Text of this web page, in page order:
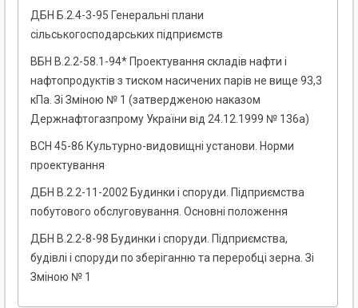
ДБН Б.2.4-3-95 Генеральні плани
сільськогосподарських підприємств
ВБН В.2.2-58.1-94* Проектування складів нафти і
нафтопродуктів з тиском насичених парів не вище 93,3
кПа. Зі Зміною № 1 (затвердженою наказом
Держнафтогазпрому України від 24.12.1999 № 136а)
ВСН 45-86 Культурно-видовищні установи. Норми
проектування
ДБН В.2.2-11-2002 Будинки і споруди. Підприємства
побутового обслуговування. Основні положення
ДБН В.2.2-8-98 Будинки і споруди. Підприємства,
будівлі і споруди по зберіганню та переробці зерна. Зі
Зміною № 1